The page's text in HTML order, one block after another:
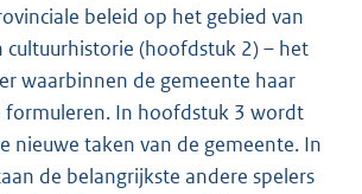
beleid op het gebied van
cultuurhistorie (hoofdstuk 2) – het
waarbinnen de gemeente haar
formuleren. In hoofdstuk 3 wordt
nieuwe taken van de gemeente. In
de belangrijkste andere spelers